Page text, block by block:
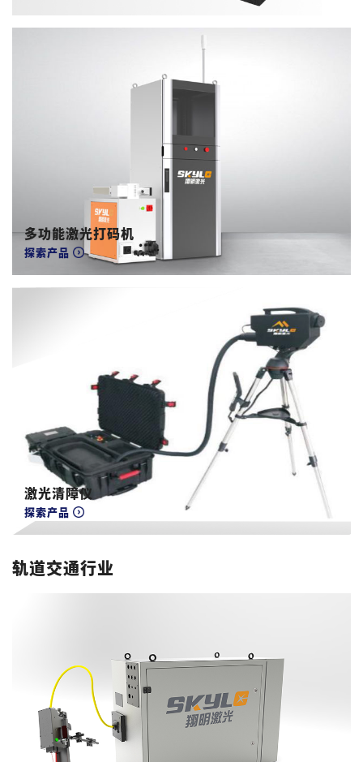
多功能激光打码机
探索产品
激光清障仪
探索产品
轨道交通行业